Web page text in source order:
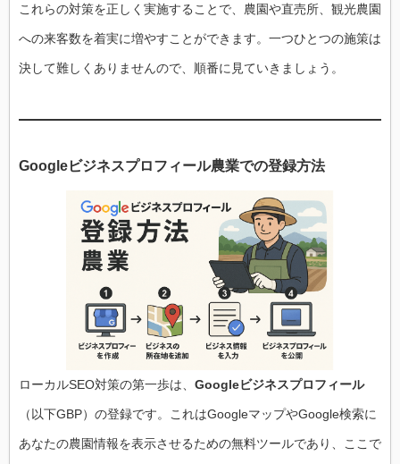
これらの対策を正しく実施することで、農園や直売所、観光農園
への来客数を着実に増やすことができます。一つひとつの施策は
決して難しくありませんので、順番に見ていきましょう。
Googleビジネスプロフィール農業での登録方法
ローカルSEO対策の第一歩は、 Googleビジネスプロフィール
（以下GBP）の登録です。これはGoogleマップやGoogle検索に
あなたの農園情報を表示させるための無料ツールであり、ここで